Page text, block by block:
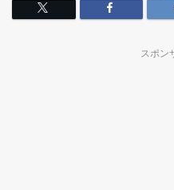
スポン